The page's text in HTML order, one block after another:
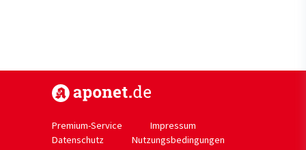
Premium-Service
Impressum
Datenschutz
Nutzungsbedingungen